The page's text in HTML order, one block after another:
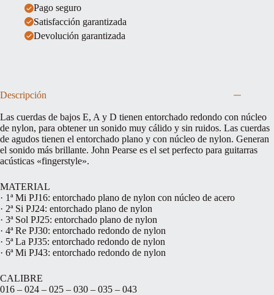
Pago seguro
Satisfacción garantizada
Devolución garantizada
Descripción
Las cuerdas de bajos E, A y D tienen entorchado redondo con núcleo
de nylon, para obtener un sonido muy cálido y sin ruidos. Las cuerdas
de agudos tienen el entorchado plano y con núcleo de nylon. Generan
el sonido más brillante. John Pearse es el set perfecto para guitarras
acústicas «fingerstyle».
MATERIAL
· 1ª Mi PJ16: entorchado plano de nylon con núcleo de acero
· 2ª Si PJ24: entorchado plano de nylon
· 3ª Sol PJ25: entorchado plano de nylon
· 4ª Re PJ30: entorchado redondo de nylon
· 5ª La PJ35: entorchado redondo de nylon
· 6ª Mi PJ43: entorchado redondo de nylon
CALIBRE
016 – 024 – 025 – 030 – 035 – 043